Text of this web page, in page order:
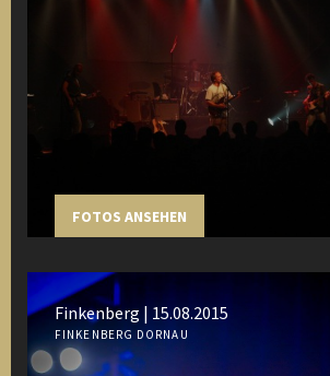
FOTOS ANSEHEN
Finkenberg | 15.08.2015
FINKENBERG DORNAU